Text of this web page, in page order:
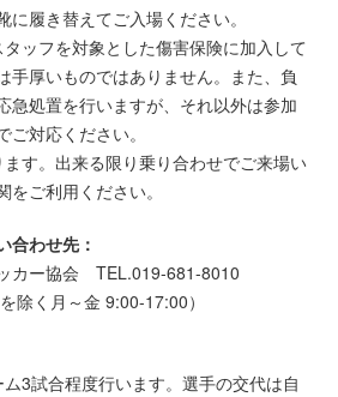
履き替えてご入場ください。
ッフを対象とした傷害保険に加入して
手厚いものではありません。また、負
急処置を行いますが、それ以外は参加
対応ください。
す。出来る限り乗り合わせでご来場い
ご利用ください。
合わせ先：
カー協会 TEL.019-681-8010
除く月～金 9:00-17:00）
ム3試合程度行います。選手の交代は自